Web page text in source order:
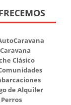
Clásico
de Alquiler